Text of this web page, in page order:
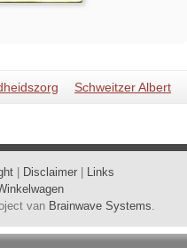
Schweitzer Albert
Disclaimer
Links
van Brainwave Systems.